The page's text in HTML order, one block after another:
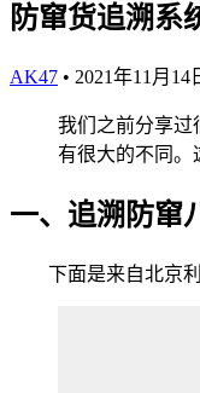
防窜货追溯系
AK47 • 2021年11月14
我们之前分享过
有很大的不同。
一、追溯防窜
下面是来自北京利